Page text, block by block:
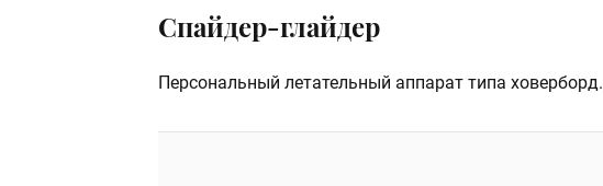
Спайдер-глайдер
Персональный летательный аппарат типа ховерборд.